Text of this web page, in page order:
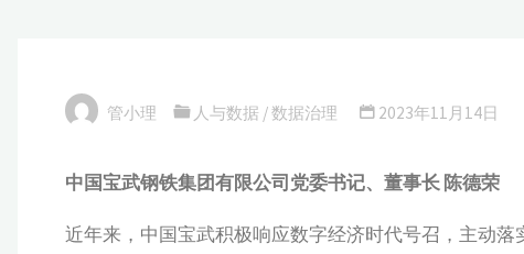
管小理 人与数据 /数据治理 2023年11月14日
中国宝武钢铁集团有限公司党委书记、董事长 陈德荣
近年来，中国宝武积极响应数字经济时代号召，主动